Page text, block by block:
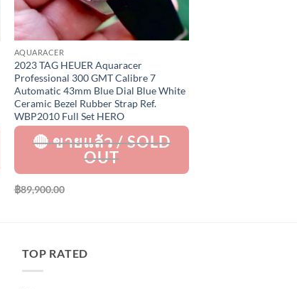
AQUARACER
2023 TAG HEUER Aquaracer
Professional 300 GMT Calibre 7
Automatic 43mm Blue Dial Blue White
Ceramic Bezel Rubber Strap Ref.
WBP2010 Full Set HERO
฿89,900.00
TOP RATED